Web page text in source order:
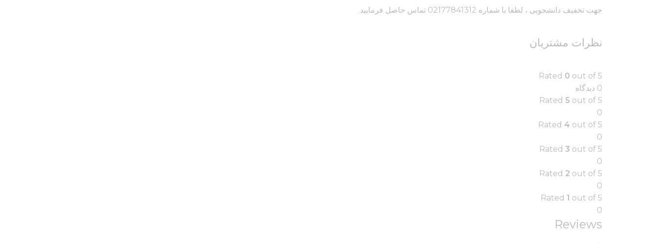
جهت تخفیف دانشجویی ، لطفا با شماره 02177841312 تماس حاصل فرمایید.
نظرات مشتریان
Rated 0 out of 5
‫0 دیدگاه
Rated 5 out of 5
0
Rated 4 out of 5
0
Rated 3 out of 5
0
Rated 2 out of 5
0
Rated 1 out of 5
0
Reviews